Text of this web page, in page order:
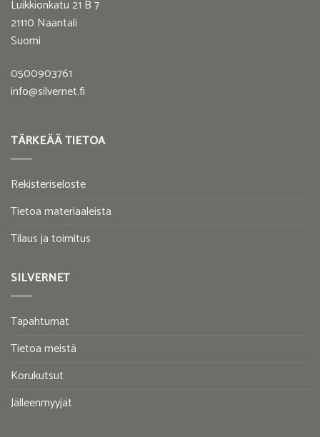
Luikkionkatu 21 B 7
21110 Naantali
Suomi
0500903761
info@silvernet.fi
TÄRKEÄÄ TIETOA
Rekisteriseloste
Tietoa materiaaleista
Tilaus ja toimitus
SILVERNET
Tapahtumat
Tietoa meistä
Korukutsut
Jälleenmyyjät